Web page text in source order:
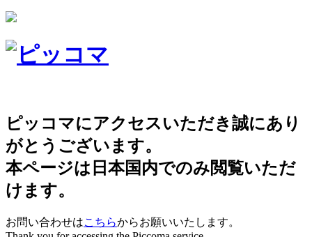
ピッコマにアクセスいただき誠にあり
がとうございます。
本ページは日本国内でのみ閲覧いただ
けます。
お問い合わせはこちらからお願いいたします。